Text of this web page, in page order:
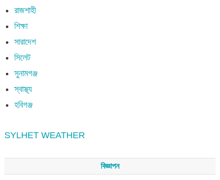
রাজশাহী
শিক্ষা
সারাদেশ
সিলেট
সুনামগঞ্জ
স্বাস্থ্য
হবিগঞ্জ
SYLHET WEATHER
বিজ্ঞাপন